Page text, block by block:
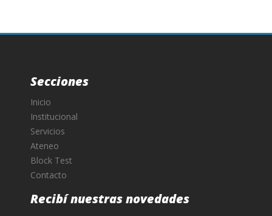
Secciones
Inicio
Institucional
Servicios
Ateneo
Block Test
Contacto
Recibí nuestras novedades